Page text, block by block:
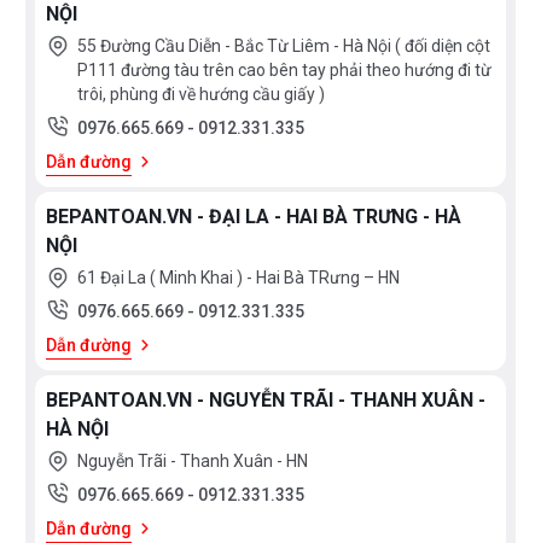
như các sản thiết bị phòng tắm và thiết bị nhà bếp
vui lòng liên hệ với chúng tôi theohotline
0976665669 - 0912331335hoặc trực tiếp địa chỉ
hệ thống củaBếp an toànđể được tư vấn tốt nhất
từ các nhân viên bán hàng của chúng tôi!
NỘI
55 Đường Cầu Diễn - Bắc Từ Liêm - Hà Nội ( đối diện cột
P111 đường tàu trên cao bên tay phải theo hướng đi từ
trôi, phùng đi về hướng cầu giấy )
0976.665.669 - 0912.331.335
Dẫn đường
BEPANTOAN.VN - ĐẠI LA - HAI BÀ TRƯNG - HÀ
NỘI
61 Đại La ( Minh Khai ) - Hai Bà TRưng – HN
0976.665.669 - 0912.331.335
Dẫn đường
BEPANTOAN.VN - NGUYỄN TRÃI - THANH XUÂN -
HÀ NỘI
Nguyễn Trãi - Thanh Xuân - HN
0976.665.669 - 0912.331.335
Dẫn đường